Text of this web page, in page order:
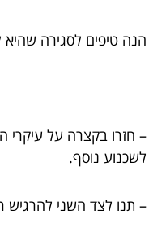
הנה טיפים לסגירה
– חזרו בקצרה על עיקרי
לשכנוע נוסף.
– תנו לצד השני להרגיש